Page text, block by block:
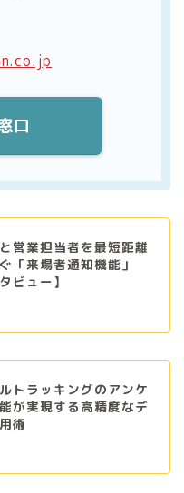
口
営業担当者を最短距離
「来場者通知機能」
ビュー】
トラッキングのアンケ
が実現する高精度なデ
術